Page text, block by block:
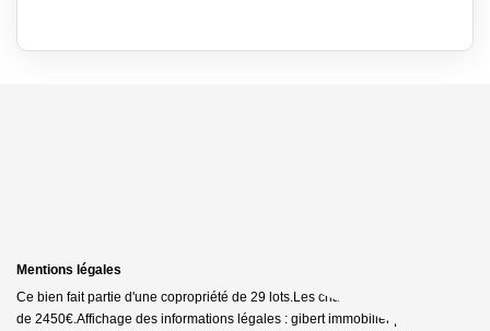
Mentions légales
Ce bien fait partie d'une copropriété de 29 lots.Les charges annuelles sont
de 2450€.Affichage des informations légales : gibert immobilier | Raison